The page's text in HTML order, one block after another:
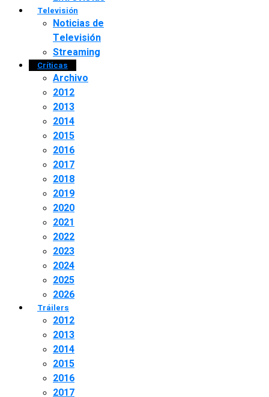
Televisión
Noticias de
Televisión
Streaming
Críticas
Archivo
2012
2013
2014
2015
2016
2017
2018
2019
2020
2021
2022
2023
2024
2025
2026
Tráilers
2012
2013
2014
2015
2016
2017